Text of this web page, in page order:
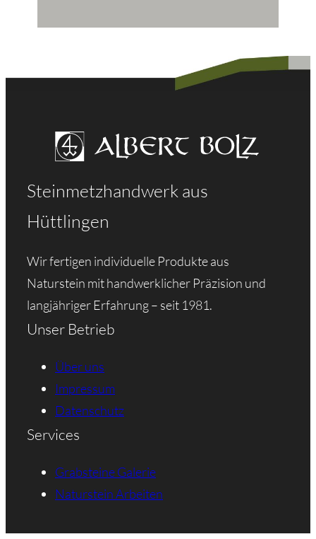
Steinmetzhandwerk aus
Hüttlingen
Wir fertigen individuelle Produkte aus
Naturstein mit handwerklicher Präzision und
langjähriger Erfahrung – seit 1981.
Unser Betrieb
Über uns
Impressum
Datenschutz
Services
Grabsteine Galerie
Naturstein Arbeiten